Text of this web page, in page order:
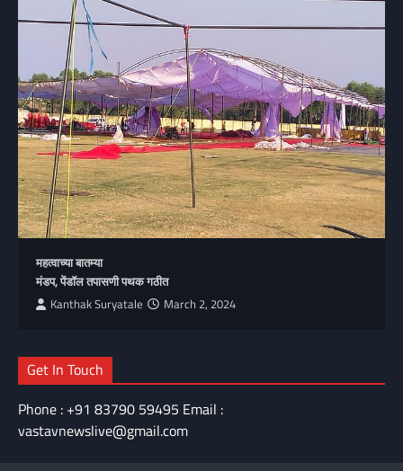
महत्वाच्या बातम्या
मंडप, पेंडॉल तपासणी पथक गठीत
Kanthak Suryatale March 2, 2024
Get In Touch
Phone : +91 83790 59495 Email :
vastavnewslive@gmail.com